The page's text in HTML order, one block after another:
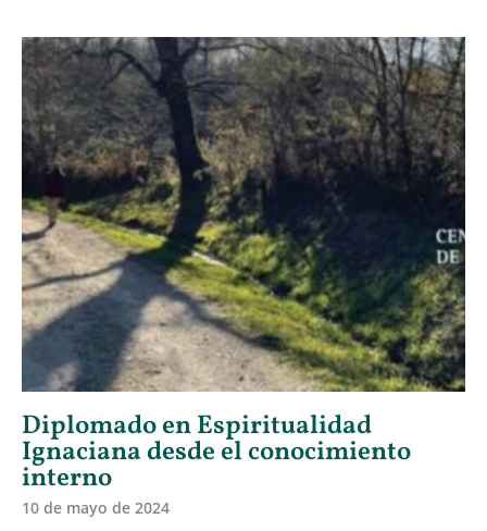
Diplomado en Espiritualidad
Ignaciana desde el conocimiento
interno
10 de mayo de 2024